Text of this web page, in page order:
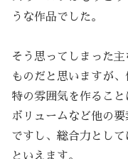
うな作品でした。
そう思ってしまった
ものだと思いますが
特の雰囲気を作るこ
ボリュームなど他の
ですし、総合力とし
といえます。